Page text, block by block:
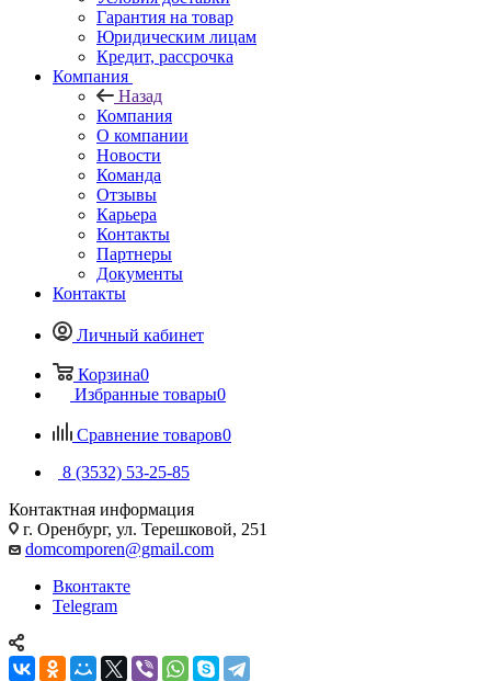
Гарантия на товар
Юридическим лицам
Кредит, рассрочка
Компания
Назад
Компания
О компании
Новости
Команда
Отзывы
Карьера
Контакты
Партнеры
Документы
Контакты
Личный кабинет
Корзина0
Избранные товары0
Сравнение товаров0
8 (3532) 53-25-85
Контактная информация
г. Оренбург, ул. Терешковой, 251
domcomporen@gmail.com
Вконтакте
Telegram